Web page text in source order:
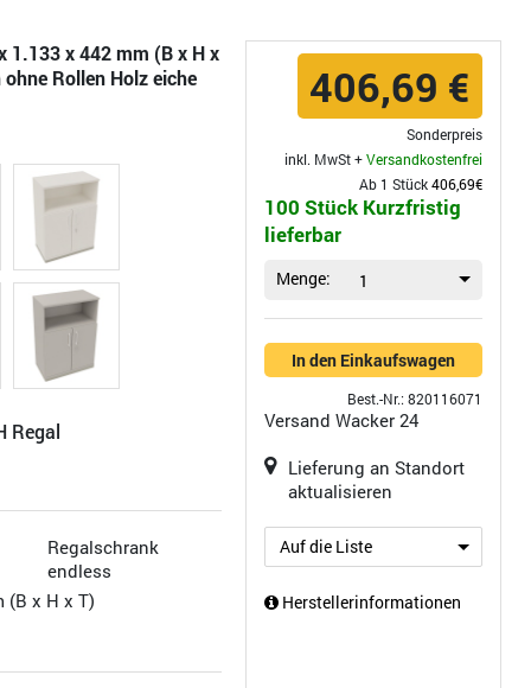
1.133 x 442 mm (B x H x
Rollen Holz eiche
Regal
Regalschrank
endless
(B x H x T)
406,69 €
Sonderpreis
inkl. MwSt +Versandkostenfrei
Ab 1 Stück406,69€
100 Stück Kurzfristig
lieferbar
Menge: 1
In den Einkaufswagen
Best.-Nr.: 820116071
Versand Wacker 24
Lieferung an Standort
aktualisieren
Auf die Liste
Herstellerinformationen